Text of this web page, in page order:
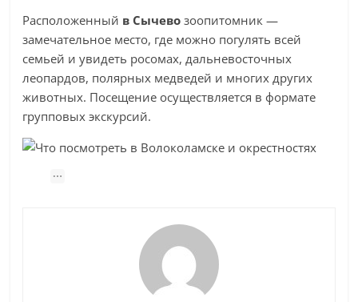
Расположенный в Сычево зоопитомник —
замечательное место, где можно погулять всей
семьей и увидеть росомах, дальневосточных
леопардов, полярных медведей и многих других
животных. Посещение осуществляется в формате
групповых экскурсий.